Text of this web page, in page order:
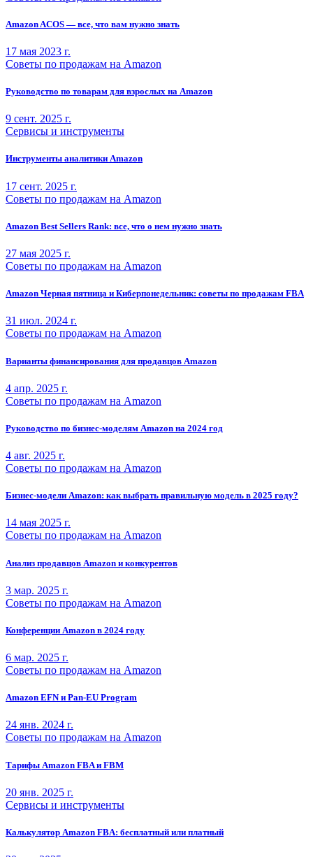
Amazon ACOS — все, что вам нужно знать
17 мая 2023 г.
Советы по продажам на Amazon
Руководство по товарам для взрослых на Amazon
9 сент. 2025 г.
Сервисы и инструменты
Инструменты аналитики Amazon
17 сент. 2025 г.
Советы по продажам на Amazon
Amazon Best Sellers Rank: все, что о нем нужно знать
27 мая 2025 г.
Советы по продажам на Amazon
Amazon Черная пятница и Киберпонедельник: советы по продажам FBA
31 июл. 2024 г.
Советы по продажам на Amazon
Варианты финансирования для продавцов Amazon
4 апр. 2025 г.
Советы по продажам на Amazon
Руководство по бизнес-моделям Amazon на 2024 год
4 авг. 2025 г.
Советы по продажам на Amazon
Бизнес-модели Amazon: как выбрать правильную модель в 2025 году?
14 мая 2025 г.
Советы по продажам на Amazon
Анализ продавцов Amazon и конкурентов
3 мар. 2025 г.
Советы по продажам на Amazon
Конференции Amazon в 2024 году
6 мар. 2025 г.
Советы по продажам на Amazon
Amazon EFN и Pan-EU Program
24 янв. 2024 г.
Советы по продажам на Amazon
Тарифы Amazon FBA и FBM
20 янв. 2025 г.
Сервисы и инструменты
Калькулятор Amazon FBA: бесплатный или платный